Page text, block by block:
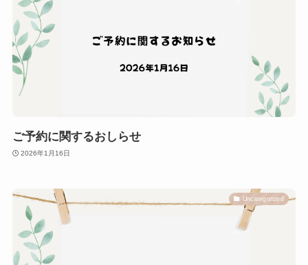
ご予約に関するおしらせ
2026年1月16日
Uncategorized